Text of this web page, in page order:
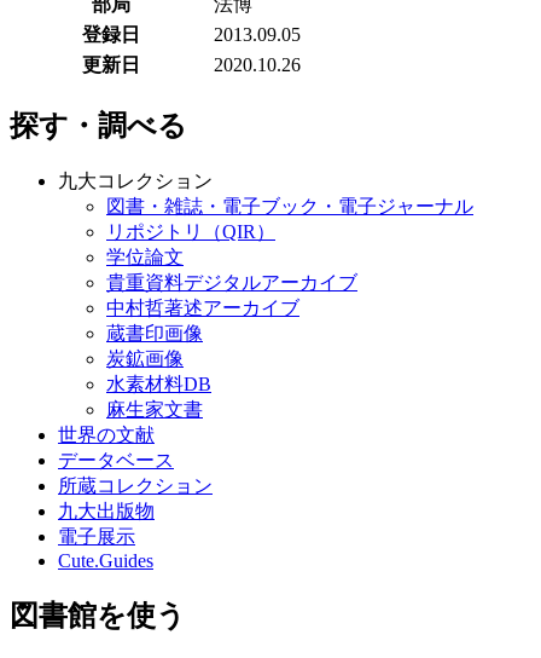
部局
法博
登録日
2013.09.05
更新日
2020.10.26
探す・調べる
九大コレクション
図書・雑誌・電子ブック・電子ジャーナル
リポジトリ（QIR）
学位論文
貴重資料デジタルアーカイブ
中村哲著述アーカイブ
蔵書印画像
炭鉱画像
水素材料DB
麻生家文書
世界の文献
データベース
所蔵コレクション
九大出版物
電子展示
Cute.Guides
図書館を使う